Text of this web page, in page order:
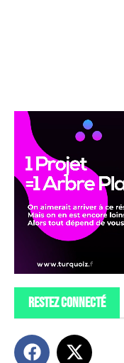
restez connecté